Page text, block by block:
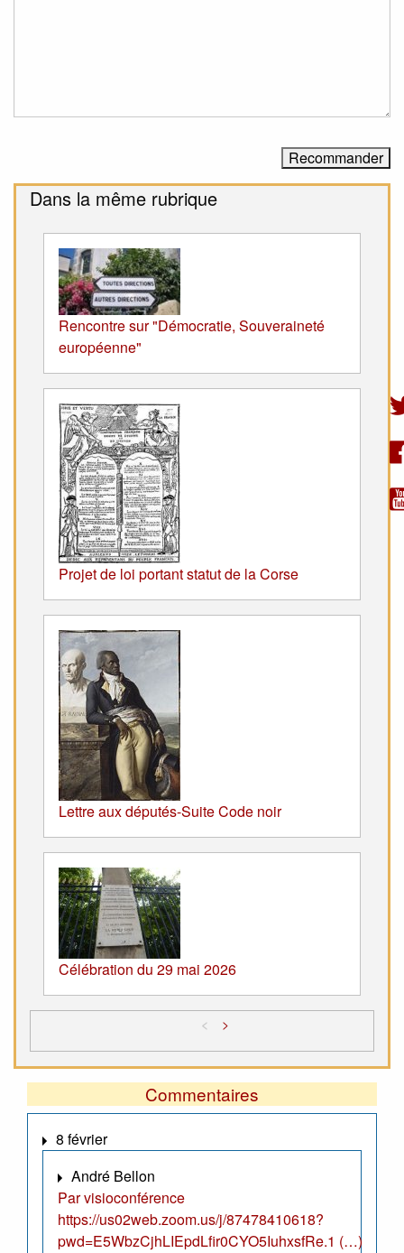
Dans la même rubrique
Rencontre sur "Démocratie, Souveraineté
européenne"
Projet de loi portant statut de la Corse
Lettre aux députés-Suite Code noir
Célébration du 29 mai 2026
< >
Commentaires
8 février
André Bellon
Par visioconférence
https://us02web.zoom.us/j/87478410618?
pwd=E5WbzCjhLIEpdLfir0CYO5IuhxsfRe.1 (…)